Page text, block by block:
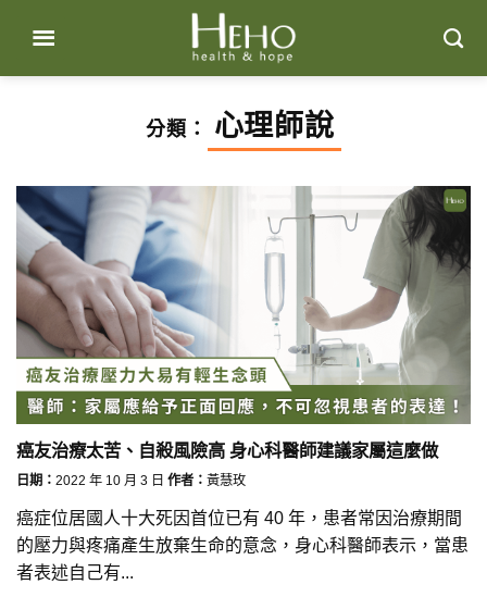
content
分類： 心理師說
癌友治療太苦、自殺風險高 身心科醫師建議家屬這麼做
日期： 2022 年 10 月 3 日 作者： 黃慧玫
癌症位居國人十大死因首位已有 40 年，患者常因治療期間
的壓力與疼痛產生放棄生命的意念，身心科醫師表示，當患
者表述自己有...